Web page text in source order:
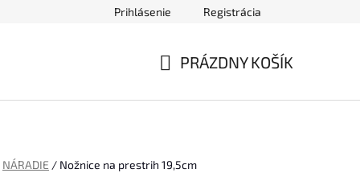
Prihlásenie Registrácia
PRÁZDNY KOŠÍK
NÁRADIE / Nožnice na prestrih 19,5cm